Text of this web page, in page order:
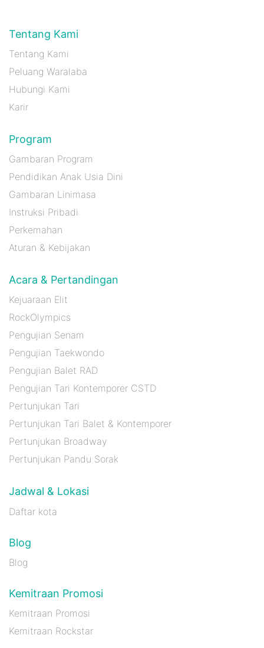
Tentang Kami
Tentang Kami
Peluang Waralaba
Hubungi Kami
Karir
Program
Gambaran Program
Pendidikan Anak Usia Dini
Gambaran Linimasa
Instruksi Pribadi
Perkemahan
Aturan & Kebijakan
Acara & Pertandingan
Kejuaraan Elit
RockOlympics
Pengujian Senam
Pengujian Taekwondo
Pengujian Balet RAD
Pengujian Tari Kontemporer CSTD
Pertunjukan Tari
Pertunjukan Tari Balet & Kontemporer
Pertunjukan Broadway
Pertunjukan Pandu Sorak
Jadwal & Lokasi
Daftar kota
Blog
Blog
Kemitraan Promosi
Kemitraan Promosi
Kemitraan Rockstar